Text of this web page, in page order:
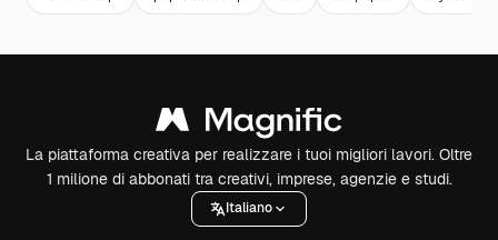
La piattaforma creativa per realizzare i tuoi migliori lavori. Oltre
1 milione di abbonati tra creativi, imprese, agenzie e studi.
Italiano